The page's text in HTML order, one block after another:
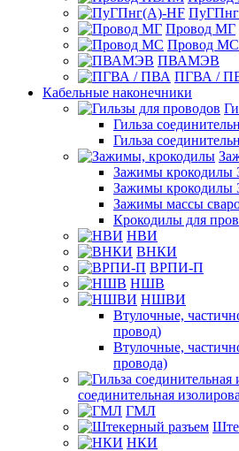
Провод МГ
Провод МС
ПВАМЭВ
ПГВА /
Кабельные наконечники
Гильза
Гильза
Зажимы крокодилы
Зажимы крокодилы
Зажимы массы
Крокодилы для
НВИ
ВНКИ
ВРПИ-П
НШВ
НШВИ
Втулочные,
провод)
Втулочные,
провода)
соединительная
ГМЛ
НКИ